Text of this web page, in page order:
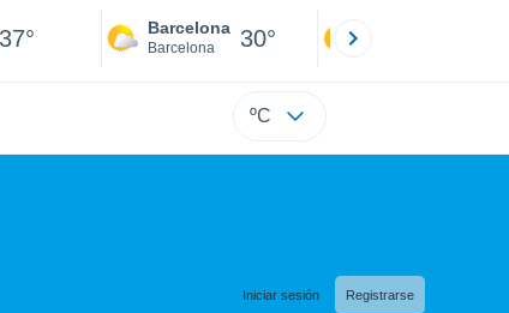
37° Barcelona
Barcelona 30°
ºC
Iniciar sesión Registrarse